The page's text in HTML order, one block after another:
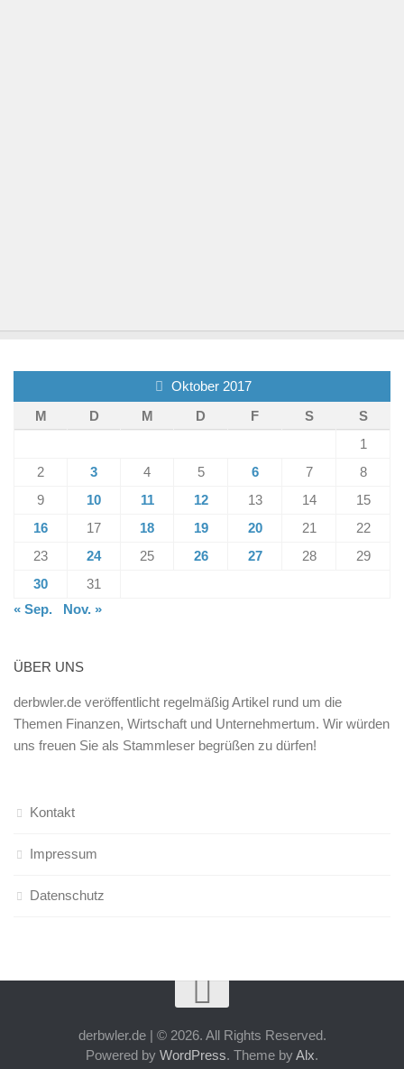
Oktober 2017
M
D M D F S
S
1
2
3 4 5 6 7
8
9
10 11 12 13 14
15
16
17 18 19 20 21
22
23
24 25 26 27 28
29
30
31
« Sep.
Nov. »
ÜBER UNS
derbwler.de veröffentlicht regelmäßig Artikel rund um die
Themen Finanzen, Wirtschaft und Unternehmertum. Wir würden
uns freuen Sie als Stammleser begrüßen zu dürfen!
Kontakt
Impressum
Datenschutz
derbwler.de | © 2026. All Rights Reserved.
Powered by WordPress. Theme byAlx.